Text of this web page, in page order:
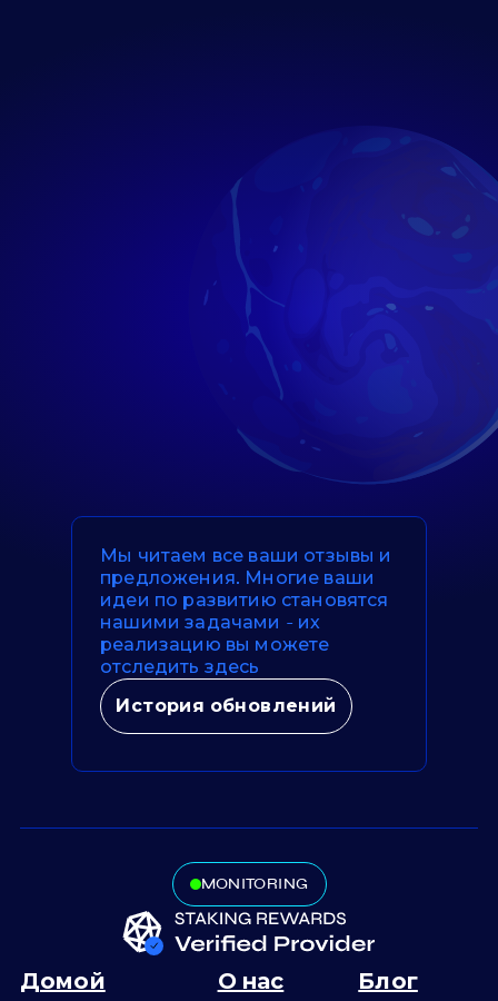
Мы читаем все ваши отзывы и
предложения. Многие ваши
идеи по развитию становятся
нашими задачами - их
реализацию вы можете
отследить здесь
История обновлений
MONITORING
Домой О нас Блог